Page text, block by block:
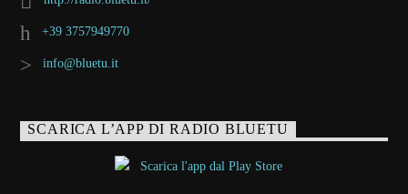
+39 3757949770
info@bluetu.it
SCARICA L’APP DI RADIO BLUETU